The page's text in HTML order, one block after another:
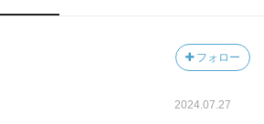
フォロー
2024.07.27